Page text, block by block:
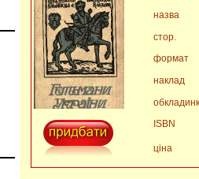
назва
стор.
формат
наклад
ISBN
ціна